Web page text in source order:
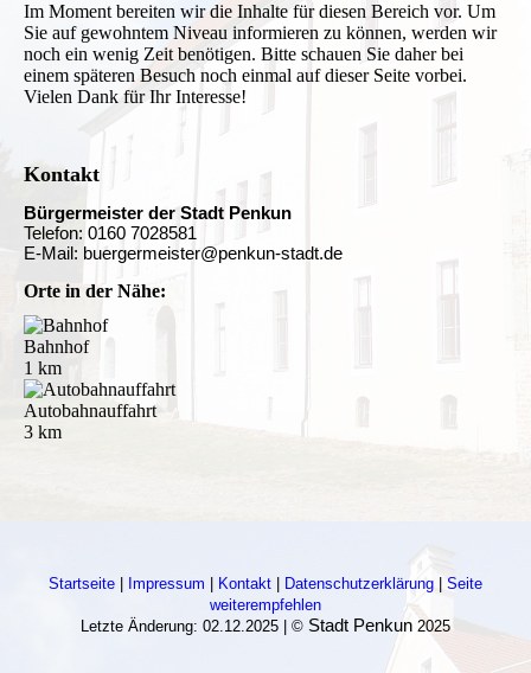
Im Moment bereiten wir die Inhalte für diesen Bereich vor. Um
Sie auf gewohntem Niveau informieren zu können, werden wir
noch ein wenig Zeit benötigen. Bitte schauen Sie daher bei
einem späteren Besuch noch einmal auf dieser Seite vorbei.
Vielen Dank für Ihr Interesse!
Kontakt
Bürgermeister der Stadt Penkun
Telefon: 0160 7028581
E-Mail: buergermeister@penkun-stadt.de
Orte in der Nähe:
Bahnhof
1 km
Autobahnauffahrt
3 km
Startseite Impressum Kontakt Datenschutzerklärung
Seite
weiterempfehlen
Letzte Änderung: 02.12.2025 | © Stadt Penkun 2025